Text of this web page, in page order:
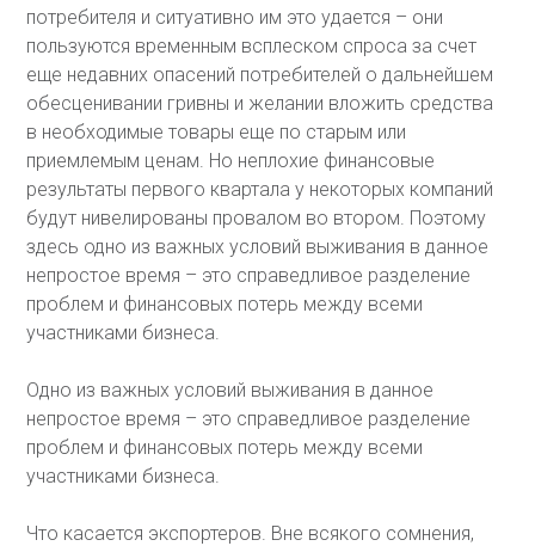
потребителя и ситуативно им это удается – они
пользуются временным всплеском спроса за счет
еще недавних опасений потребителей о дальнейшем
обесценивании гривны и желании вложить средства
в необходимые товары еще по старым или
приемлемым ценам. Но неплохие финансовые
результаты первого квартала у некоторых компаний
будут нивелированы провалом во втором. Поэтому
здесь одно из важных условий выживания в данное
непростое время – это справедливое разделение
проблем и финансовых потерь между всеми
участниками бизнеса.
Одно из важных условий выживания в данное
непростое время – это справедливое разделение
проблем и финансовых потерь между всеми
участниками бизнеса.
Что касается экспортеров. Вне всякого сомнения,